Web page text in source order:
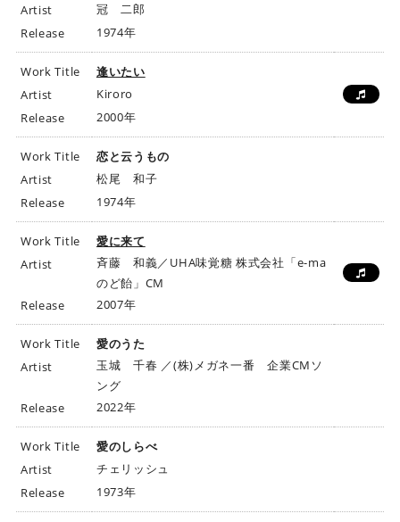
Artist
冠 二郎
Release
1974年
Work Title
逢いたい
Artist
Kiroro
Release
2000年
Work Title
恋と云うもの
Artist
松尾 和子
Release
1974年
Work Title
愛に来て
Artist
斉藤 和義／UHA味覚糖 株式会社「e-ma
のど飴」CM
Release
2007年
Work Title
愛のうた
Artist
玉城 千春 ／(株)メガネ一番 企業CMソ
ング
Release
2022年
Work Title
愛のしらべ
Artist
チェリッシュ
Release
1973年